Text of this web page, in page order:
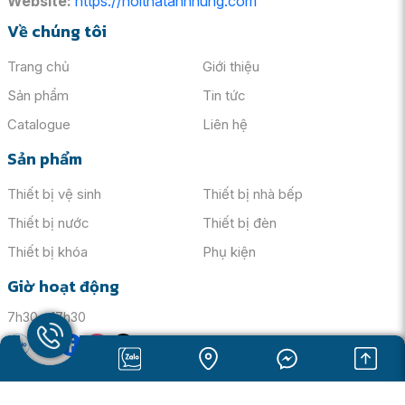
Điểm nhấn nổi bật của Vòi Sen Tắm Inax BFV-8000S-5C
cách nhanh chóng và ổn định, mang đến trải nghiệm tắm thư
giãn và thoải mái nhất.
Công nghệ trộn lẫn nước nóng lạnh ưu việt
Về chúng tôi
Trang chủ
Giới thiệu
Sản phẩm
Tin tức
Catalogue
Liên hệ
Sản phẩm
Thiết bị vệ sinh
Thiết bị nhà bếp
Thiết bị nước
Thiết bị đèn
Thiết bị khóa
Phụ kiện
Giờ hoạt động
7h30 - 17h30